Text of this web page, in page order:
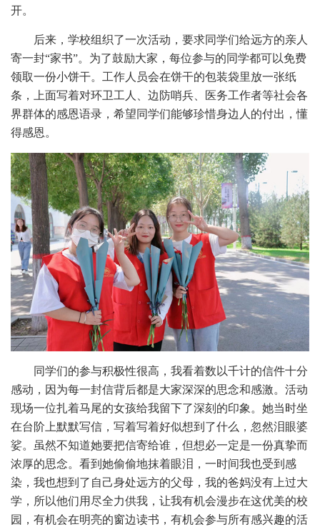
开。
后来，学校组织了一次活动，要求同学们给远方的亲人
寄一封“家书”。为了鼓励大家，每位参与的同学都可以免费
领取一份小饼干。工作人员会在饼干的包装袋里放一张纸
条，上面写着对环卫工人、边防哨兵、医务工作者等社会各
界群体的感恩语录，希望同学们能够珍惜身边人的付出，懂
得感恩。
同学们的参与积极性很高，我看着数以千计的信件十分
感动，因为每一封信背后都是大家深深的思念和感激。活动
现场一位扎着马尾的女孩给我留下了深刻的印象。她当时坐
在台阶上默默写信，写着写着好似想到了什么，忽然泪眼婆
娑。虽然不知道她要把信寄给谁，但想必一定是一份真挚而
浓厚的思念。看到她偷偷地抹着眼泪，一时间我也受到感
染，我也想到了自己身处远方的父母，我的爸妈没有上过大
学，所以他们用尽全力供我，让我有机会漫步在这优美的校
园，有机会在明亮的窗边读书，有机会参与所有感兴趣的活